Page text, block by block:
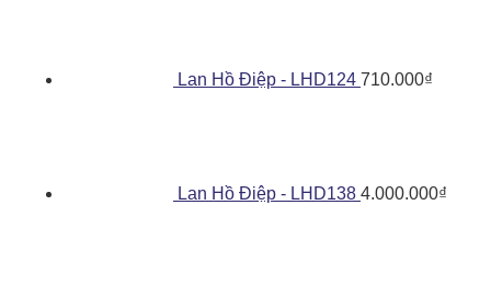
Lan Hồ Điệp - LHD124 710.000₫
Lan Hồ Điệp - LHD138 4.000.000₫